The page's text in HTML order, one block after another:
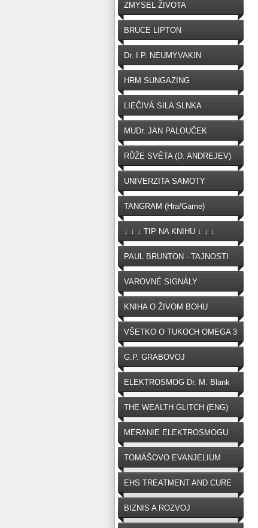
ZMYSEL ŽIVOTA
BRUCE LIPTON
Dr. I.P. NEUMYVAKIN
HRM SUNGAZING
LIEČIVÁ SILA SLNKA
MUDr. JAN PALOUČEK
RŮŽE SVĚTA (D. ANDREJEV)
UNIVERZITA SAMOTY
TANGRAM (Hra/Game)
↓ ↓ ↓ TIP NA KNIHU ↓ ↓ ↓
PAUL BRUNTON - TAJNOSTI
VAROVNÉ SIGNÁLY
OČKOVANIA
KNIHA O ŽIVOM BOHU
VŠETKO O TUKOCH OMEGA 3
G.P. GRABOVOJ
ELEKTROSMOG Dr. M. Blank
THE WEALTH GLITCH (ENG)
MERANIE ELEKTROSMOGU
TOMÁŠOVO EVANJELIUM
EHS TREATMENT AND CURE
BIZNIS A ROZVOJ